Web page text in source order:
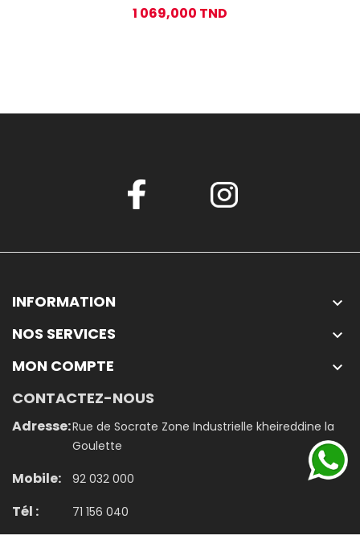
1 069,000 TND
INFORMATION 
NOS SERVICES 
MON COMPTE 
CONTACTEZ-NOUS
Adresse:Rue de Socrate Zone Industrielle kheireddine la
Goulette
Mobile: 92 032 000
Tél : 71 156 040